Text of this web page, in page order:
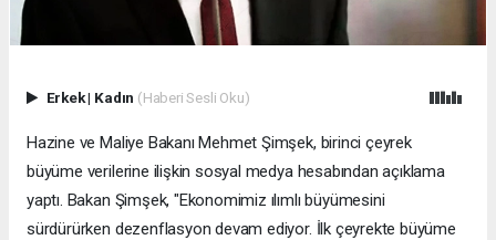
Erkek| Kadın (Haberi Sesli Oku)
Hazine ve Maliye Bakanı Mehmet Şimşek, birinci çeyrek
büyüme verilerine ilişkin sosyal medya hesabından açıklama
yaptı. Bakan Şimşek, "Ekonomimiz ılımlı büyümesini
sürdürürken dezenflasyon devam ediyor. İlk çeyrekte büyüme